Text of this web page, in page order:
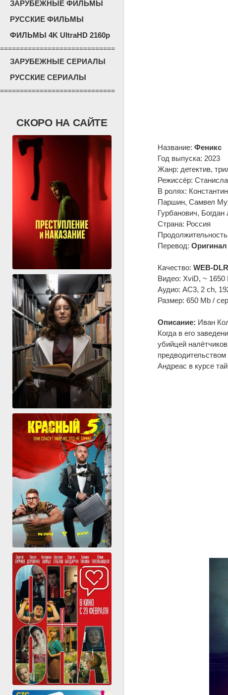
ЗАРУБЕЖНЫЕ ФИЛЬМЫ
РУССКИЕ ФИЛЬМЫ
ФИЛЬМЫ 4K UltraHD 2160p
=============================
ЗАРУБЕЖНЫЕ СЕРИАЛЫ
РУССКИЕ СЕРИАЛЫ
=============================
СКОРО НА САЙТЕ
Название: Феникс
Год выпуска: 2023
Жанр: детектив,
Режиссёр:
В ролях:
Паршин, Самвел
Гурбанович,
Страна: Россия
Перевод: Оригинал
Качество: WEB-
Видео: XviD, ~ 1650
Аудио: AC3, 2 ch,
Размер: 650 Mb /
Описание: Иван
Когда в его
убийцей
Андреас в курсе